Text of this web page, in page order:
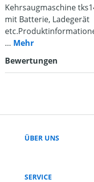
Kehrsaugmaschine
mit Batterie, Ladegerät
… Mehr
Bewertungen
ÜBER UNS
SERVICE